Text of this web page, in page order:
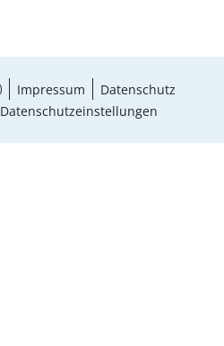
Impressum
Datenschutz
Datenschutzeinstellungen